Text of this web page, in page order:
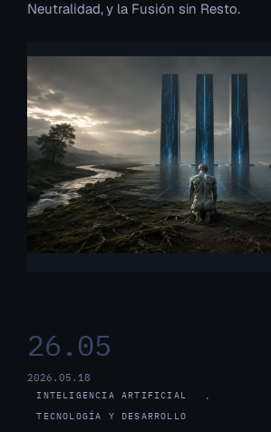
Neutralidad, y la Fusión sin Resto.
26.05
2026.05.18
INTELIGENCIA ARTIFICIAL
TECNOLOGÍA Y DESARROLLO